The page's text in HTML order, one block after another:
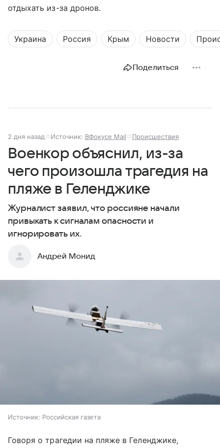
отдыхать из-за дронов.
Украина Россия Крым Новости
Поделиться
2 дня назад Источник: ВФокусе Mail Происшествия
Военкор объяснил, из-за
чего произошла трагедия на
пляже в Геленджике
Журналист заявил, что россияне начали
привыкать к сигналам опасности и
игнорировать их.
Андрей Монид
Источник: Российская газета
Говоря о трагедии на пляже в Геленджике,